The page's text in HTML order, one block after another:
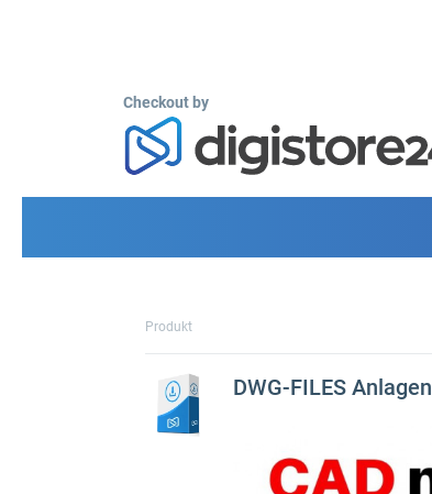
Checkout by
Produkt
DWG-FILES